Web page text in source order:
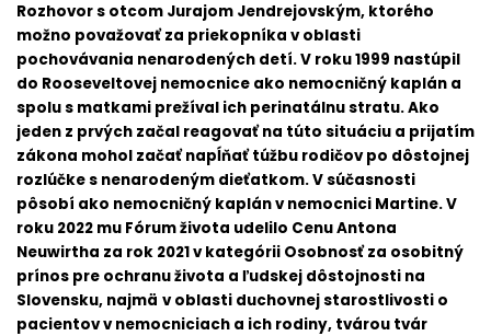
Spravodajca
Rozhovor s otcom Jurajom Jendrejovským, ktorého
možno považovať za priekopníka v oblasti
pochovávania nenarodených detí. V roku 1999 nastúpil
do Rooseveltovej nemocnice ako nemocničný kaplán a
spolu s matkami prežíval ich perinatálnu stratu. Ako
jeden z prvých začal reagovať na túto situáciu a prijatím
zákona mohol začať napĺňať túžbu rodičov po dôstojnej
rozlúčke s nenarodeným dieťatkom. V súčasnosti
pôsobí ako nemocničný kaplán v nemocnici Martine. V
roku 2022 mu Fórum života udelilo Cenu Antona
Neuwirtha za rok 2021 v kategórii Osobnosť za osobitný
prínos pre ochranu života a ľudskej dôstojnosti na
Slovensku, najmä v oblasti duchovnej starostlivosti o
pacientov v nemocniciach a ich rodiny, tvárou tvár